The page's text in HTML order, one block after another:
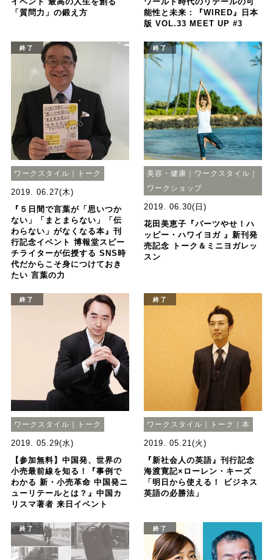
「質問力」の鍛え方
能性と未来：『WIRED』日本
版 VOL.33 MEET UP #3
終了
ワークスタイル｜トーク
2019. 06.27(木)
『５日間で言葉が「思いつか
ない」「まとまらない」「伝
わらない」がなくなる本』刊
行記念イベント 博報堂スピー
チライターが伝授する SNS時
代だからこそ身につけておき
たい 言葉の力
終了
美容・健康｜ワークスタイル｜
ワークショップ
2019. 06.30(日)
花田美恵子『パーツやせ！ハ
ッピー・ハワイヨガ 』新刊発
売記念 トーク＆ミニヨガレッ
スン
終了
ワークスタイル｜トーク
2019. 05.29(水)
【参加無料】中国発、世界の
小売最前線を知る！『事例で
わかる 新・小売革命 中国発ニ
ューリテールとは？』中国カ
リスマ著者 来日イベント
終了
ワークスタイル｜トーク｜本
2019. 05.21(火)
『新社会人の英語』刊行記念
海渡寛記×ローレン・キーズ
「明日から使える！ ビジネス
英語の必勝法」
終了 終了